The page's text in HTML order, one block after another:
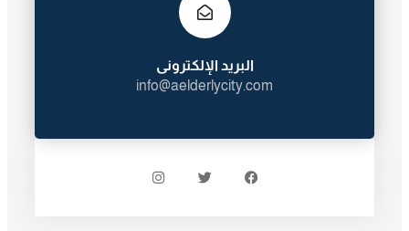
البريد الإلكترونى
info@aelderlycity.com